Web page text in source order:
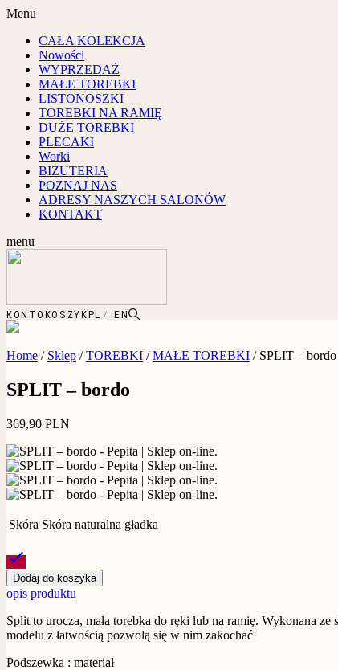
Menu
CAŁA KOLEKCJA
Nowości
WYPRZEDAŻ
MAŁE TOREBKI
LISTONOSZKI
TOREBKI NA RAMIĘ
DUŻE TOREBKI
PLECAKI
Worki
BIŻUTERIA
POZNAJ NAS
ADRESY NASZYCH SALONÓW
KONTAKT
menu
KONTOKOSZYKPL EN
Home / Sklep /TOREBKI /MAŁE TOREBKI / SPLIT – bordo
SPLIT – bordo
369,90 PLN
Skóra Skóra naturalna gładka
check
Dodaj do koszyka
opis produktu
Split to urocza, mała torebka do ręki lub na ramię. Wykonana
modelu z łatwością pozwolą się w nim zakochać
Podszewka : materiał